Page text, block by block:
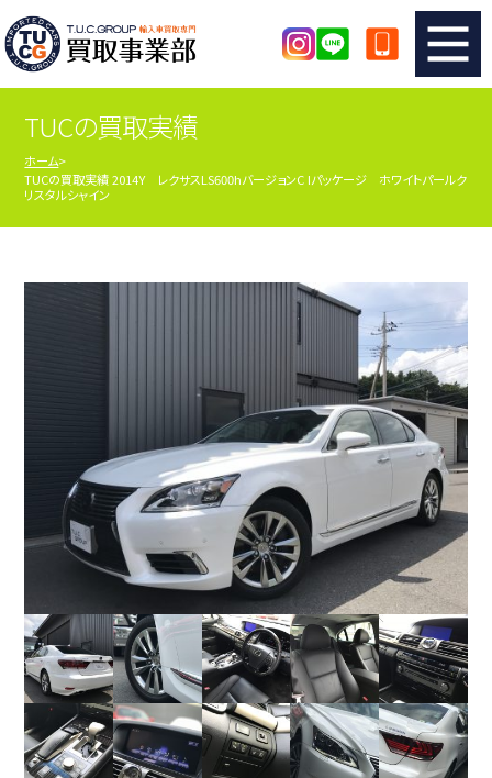
TUCのカンタン査定
査定の注意事項 メーカー別査定フォーム
スタッフ紹介
シリアルナンバーの解説 アクセスマップ
TUCの買取実績
ホーム
TUCの買取実績 2014Y レクサスLS600hバージョンC Iパッケージ ホワイトパールク
リスタルシャイン